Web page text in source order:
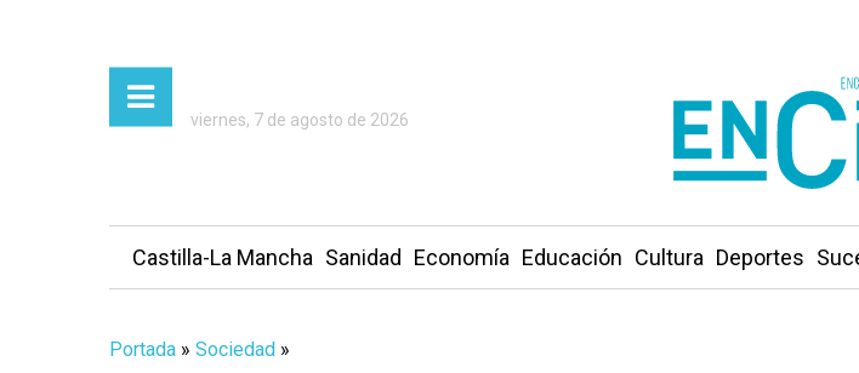
viernes, 7 de agosto de 2026
Castilla-La Mancha Sanidad Economía Educación Cultura Deportes
Portada » Sociedad »